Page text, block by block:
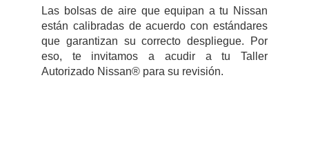
Las bolsas de aire que equipan a tu Nissan
están calibradas de acuerdo con estándares
que garantizan su correcto despliegue. Por
eso, te invitamos a acudir a tu Taller
Autorizado Nissan® para su revisión.